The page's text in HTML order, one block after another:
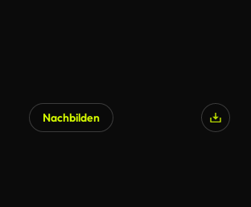
Nachbilden